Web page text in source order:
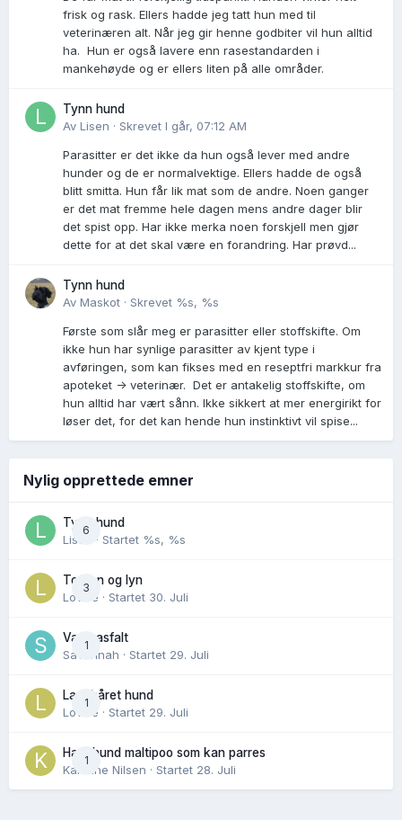
frisk og rask. Ellers hadde jeg tatt hun med til
veterinæren alt. Når jeg gir henne godbiter vil hun alltid
ha. Hun er også lavere enn rasestandarden i
mankehøyde og er ellers liten på alle områder.
Tynn hund
Av Lisen · Skrevet I går, 07:12 AM
Parasitter er det ikke da hun også lever med andre
hunder og de er normalvektige. Ellers hadde de også
blitt smitta. Hun får lik mat som de andre. Noen ganger
er det mat fremme hele dagen mens andre dager blir
det spist opp. Har ikke merka noen forskjell men gjør
dette for at det skal være en forandring. Har prøvd...
Tynn hund
Av Maskot · Skrevet %s, %s
Første som slår meg er parasitter eller stoffskifte. Om
ikke hun har synlige parasitter av kjent type i
avføringen, som kan fikses med en reseptfri markkur fra
apoteket -> veterinær. Det er antakelig stoffskifte, om
hun alltid har vært sånn. Ikke sikkert at mer energirikt for
løser det, for det kan hende hun instinktivt vil spise...
Nylig opprettede emner
6
Tynn hund
Lisen
· Startet %s, %s
3
Torden og lyn
Lovise · Startet 30. Juli
1
Varm asfalt
Savannah · Startet 29. Juli
1
Langhåret hund
Lovise · Startet 29. Juli
1
Hannhund maltipoo som kan parres
Karoline Nilsen · Startet 28. Juli